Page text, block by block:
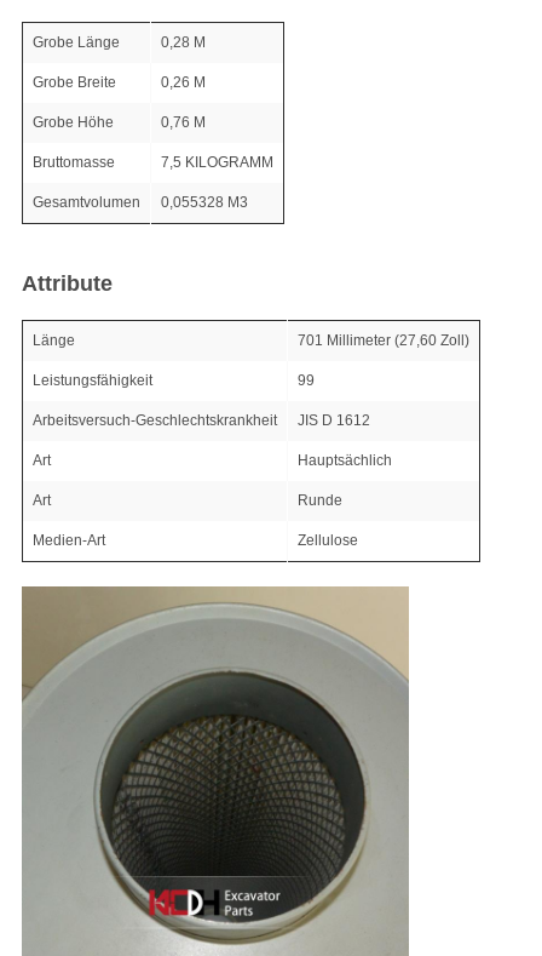
Grobe Länge 0,28 M
Grobe Breite 0,26 M
Grobe Höhe 0,76 M
Bruttomasse 7,5 KILOGRAMM
Gesamtvolumen 0,055328 M3
Attribute
Länge 701 Millimeter (27,60 Zoll)
Leistungsfähigkeit 99
Arbeitsversuch-Geschlechtskrankheit JIS D 1612
Art Hauptsächlich
Art Runde
Medien-Art Zellulose